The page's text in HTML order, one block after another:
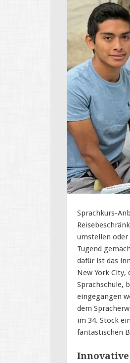
Sprachkurs-
umstellen oder
Tugend
dafür ist das
New York City,
Sprachschule,
eingegangen
dem
im 34. Stock
fantastischen